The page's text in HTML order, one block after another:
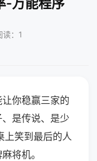
：1
你稳赢三家的
是传说、是少
上笑到最后的人
将机。